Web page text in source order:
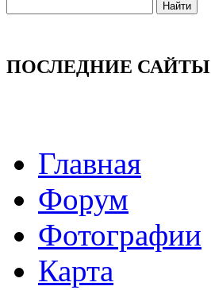
ПОСЛЕДНИЕ САЙТЫ
Главная
Форум
Фотографии
Карта